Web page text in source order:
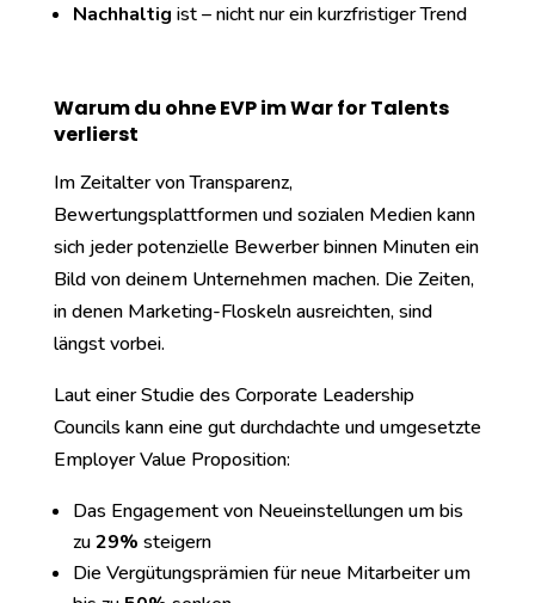
Nachhaltig ist – nicht nur ein kurzfristiger Trend
Warum du ohne EVP im War for Talents
verlierst
Im Zeitalter von Transparenz,
Bewertungsplattformen und sozialen Medien kann
sich jeder potenzielle Bewerber binnen Minuten ein
Bild von deinem Unternehmen machen. Die Zeiten,
in denen Marketing-Floskeln ausreichten, sind
längst vorbei.
Laut einerStudie des Corporate Leadership
Councils kann eine gut durchdachte und umgesetzte
Employer Value Proposition:
Das Engagement von Neueinstellungen um bis
zu29% steigern
Die Vergütungsprämien für neue Mitarbeiter um